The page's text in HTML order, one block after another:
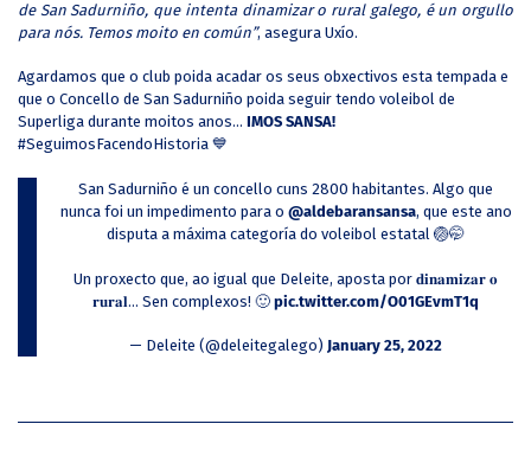
de San Sadurniño, que intenta dinamizar o rural galego, é un orgullo
para nós. Temos moito en común”, asegura Uxío.
Agardamos que o club poida acadar os seus obxectivos esta tempada e
que o Concello de San Sadurniño poida seguir tendo voleibol de
Superliga durante moitos anos... IMOS SANSA!
#SeguimosFacendoHistoria 💙
San Sadurniño é un concello cuns 2800 habitantes. Algo que
nunca foi un impedimento para o @aldebaransansa, que este ano
disputa a máxima categoría do voleibol estatal 🏐🤭
Un proxecto que, ao igual que Deleite, aposta por 𝐝𝐢𝐧𝐚𝐦𝐢𝐳𝐚𝐫 𝐨
𝐫𝐮𝐫𝐚𝐥... Sen complexos! 🙂pic.twitter.com/O01GEvmT1q
— Deleite (@deleitegalego) January 25, 2022